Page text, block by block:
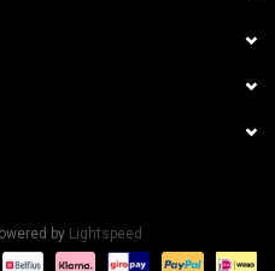
by Lightspeed